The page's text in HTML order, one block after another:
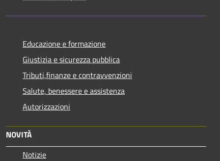
Educazione e formazione
Giustizia e sicurezza pubblica
Tributi,finanze e contravvenzioni
Salute, benessere e assistenza
Autorizzazioni
NOVITÀ
Notizie